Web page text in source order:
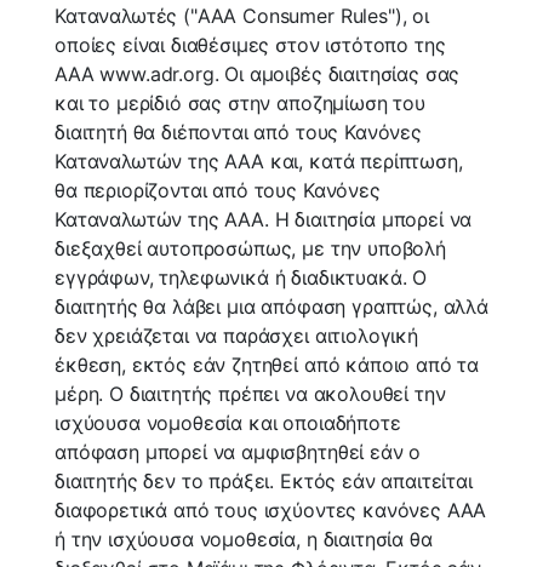
Καταναλωτές ("AAA Consumer Rules"), οι
οποίες είναι διαθέσιμες στον ιστότοπο της
AAA www.adr.org. Οι αμοιβές διαιτησίας σας
και το μερίδιό σας στην αποζημίωση του
διαιτητή θα διέπονται από τους Κανόνες
Καταναλωτών της ΑΑΑ και, κατά περίπτωση,
θα περιορίζονται από τους Κανόνες
Καταναλωτών της ΑΑΑ. Η διαιτησία μπορεί να
διεξαχθεί αυτοπροσώπως, με την υποβολή
εγγράφων, τηλεφωνικά ή διαδικτυακά. Ο
διαιτητής θα λάβει μια απόφαση γραπτώς, αλλά
δεν χρειάζεται να παράσχει αιτιολογική
έκθεση, εκτός εάν ζητηθεί από κάποιο από τα
μέρη. Ο διαιτητής πρέπει να ακολουθεί την
ισχύουσα νομοθεσία και οποιαδήποτε
απόφαση μπορεί να αμφισβητηθεί εάν ο
διαιτητής δεν το πράξει. Εκτός εάν απαιτείται
διαφορετικά από τους ισχύοντες κανόνες AAA
ή την ισχύουσα νομοθεσία, η διαιτησία θα